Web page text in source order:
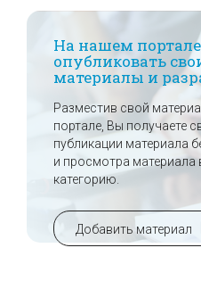
На нашем
опубликовать
материалы и
Разместив свой
портале, Вы получаете
публикации материала
и просмотра материала
категорию.
Добавить материал